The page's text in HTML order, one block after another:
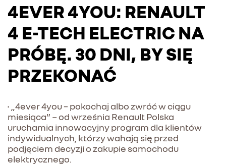
4EVER 4YOU: RENAULT
4 E-TECH ELECTRIC NA
PRÓBĘ. 30 DNI, BY SIĘ
PRZEKONAĆ
• „4ever 4you – pokochaj albo zwróć w ciągu
miesiąca” − od września Renault Polska
uruchamia innowacyjny program dla klientów
indywidualnych, którzy wahają się przed
podjęciem decyzji o zakupie samochodu
elektrycznego.